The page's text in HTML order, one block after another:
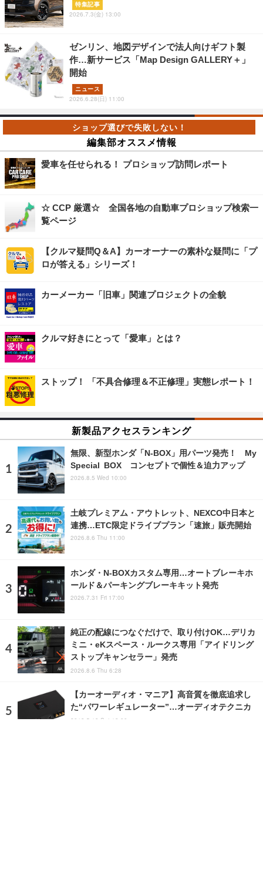
特集記事
2026.7.3(金) 13:00
ゼンリン、地図デザインで法人向けギフト製
作…新サービス「Map Design GALLERY＋」
開始
ニュース
2026.6.28(日) 11:00
編集部オススメ情報
愛車を任せられる！ プロショップ訪問レポート
☆ CCP 厳選☆ 全国各地の自動車プロショップ検索一
覧ページ
【クルマ疑問Q＆A】カーオーナーの素朴な疑問に「プ
ロが答える」シリーズ！
カーメーカー「旧車」関連プロジェクトの全貌
クルマ好きにとって「愛車」とは？
ストップ！ 「不具合修理＆不正修理」実態レポート！
新製品アクセスランキング
無限、新型ホンダ「N-BOX」用パーツ発売！ My
Special BOX コンセプトで個性＆迫力アップ
2026.8.5 Wed 10:00
土岐プレミアム・アウトレット、NEXCO中日本と
連携…ETC限定ドライブプラン「速旅」販売開始
2026.8.6 Thu 11:00
ホンダ・N-BOXカスタム専用…オートブレーキホ
ールド＆パーキングブレーキキット発売
2026.7.31 Fri 17:00
純正の配線につなぐだけで、取り付けOK…デリカ
ミニ・eKスペース・ルークス専用「アイドリング
ストップキャンセラー」発売
2026.8.6 Thu 6:28
【カーオーディオ・マニア】高音質を徹底追求し
た“パワーレギュレーター”…オーディオテクニカ
2018.5.19 Sat 18:00